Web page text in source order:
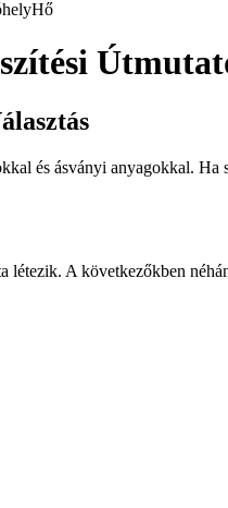
Hő
és ásványi anyagokkal. Ha
létezik. A következőkben